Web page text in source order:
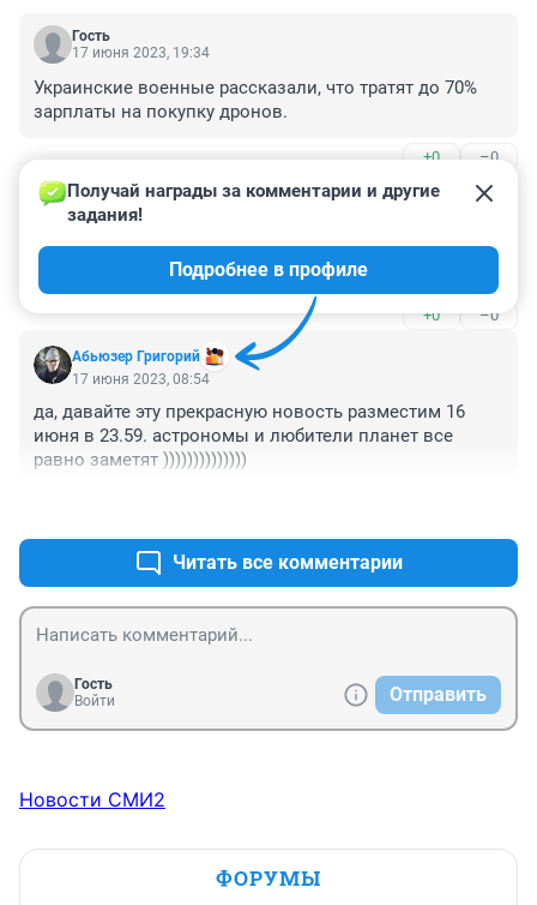
Гость
17 июня 2023, 19:34
Украинские военные рассказали, что тратят до 70%
зарплаты на покупку дронов.
+0 –0
Гость
17 июня 2023, 14:14
помогите пожалуйста собраться на сво!!!экипировка
+0 –0
Абьюзер Григорий
Получай награды за комментарии и другие
задания!
Подробнее в профиле
17 июня 2023, 08:54
да, давайте эту прекрасную новость разместим 16
июня в 23.59. астрономы и любители планет все
равно заметят ))))))))))))))
Читать все комментарии
Гость
Войти
Отправить
Новости СМИ2
ФОРУМЫ